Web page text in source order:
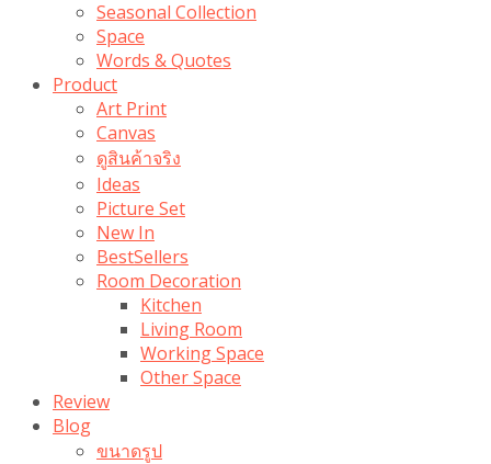
Seasonal Collection
Space
Words & Quotes
Product
Art Print
Canvas
ดูสินค้าจริง
Ideas
Picture Set
New In
BestSellers
Room Decoration
Kitchen
Living Room
Working Space
Other Space
Review
Blog
ขนาดรูป